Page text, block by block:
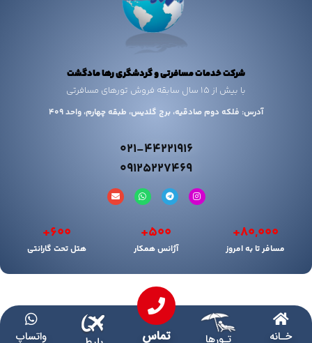
شرکت خدمات مسافرتی و گردشگری رها مادگشت
با بیش از 15 سال سابقه فروش تورهای مسافرتی
آدرس: فلکه دوم صادقیه، برج گلدیس، طبقه چهارم، واحد 409
021-44221916
09125227469
مسافر تا به امروز
80,000
+
آژانس همکار
500
+
هتل تحت گارانتی
600
+
خـانه تـورها تماس واتساپ